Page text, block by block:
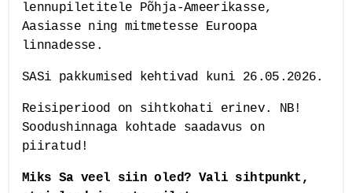
lennupiletitele Põhja-Ameerikasse,
Aasiasse ning mitmetesse Euroopa
linnadesse.
SASi pakkumised kehtivad kuni 26.05.2026.
Reisiperiood on sihtkohati erinev. NB!
Soodushinnaga kohtade saadavus on
piiratud!
Miks Sa veel siin oled? Vali sihtpunkt,